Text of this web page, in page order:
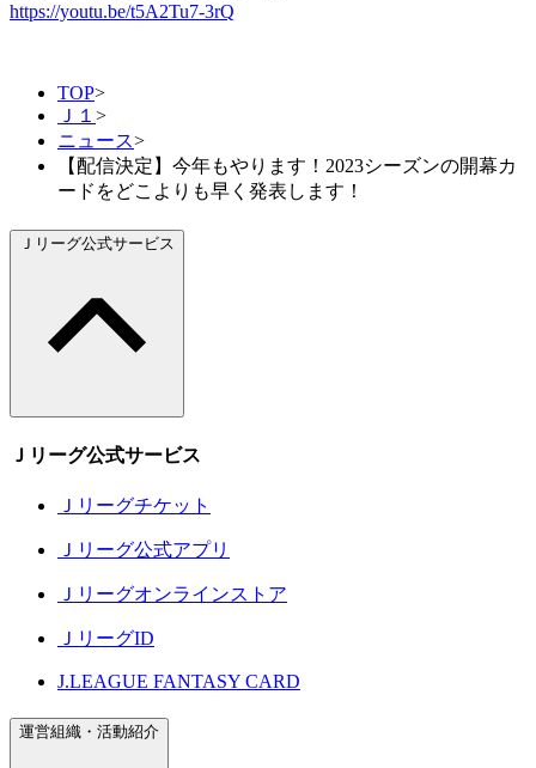
https://youtu.be/t5A2Tu7-3rQ
TOP>
Ｊ１ >
ニュース>
【配信決定】今年もやります！2023シーズンの開幕カ
ードをどこよりも早く発表します！
Ｊリーグ公式サービス
Ｊリーグ公式サービス
Ｊリーグチケット
Ｊリーグ公式アプリ
Ｊリーグオンラインストア
ＪリーグID
J.LEAGUE FANTASY CARD
運営組織・活動紹介